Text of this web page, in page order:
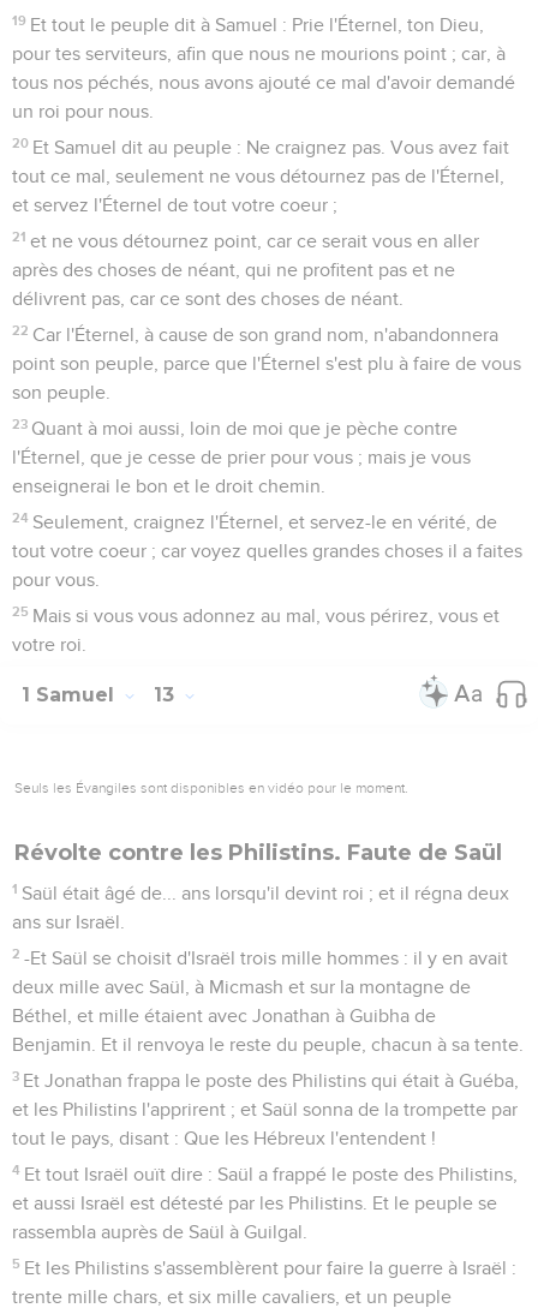
19 Et tout le peuple dit à Samuel : Prie l'Éternel, ton Dieu,
pour tes serviteurs, afin que nous ne mourions point ; car, à
tous nos péchés, nous avons ajouté ce mal d'avoir demandé
un roi pour nous.
20 Et Samuel dit au peuple : Ne craignez pas. Vous avez fait
tout ce mal, seulement ne vous détournez pas de l'Éternel,
et servez l'Éternel de tout votre coeur ;
21 et ne vous détournez point, car ce serait vous en aller
après des choses de néant, qui ne profitent pas et ne
délivrent pas, car ce sont des choses de néant.
22 Car l'Éternel, à cause de son grand nom, n'abandonnera
point son peuple, parce que l'Éternel s'est plu à faire de vous
son peuple.
23 Quant à moi aussi, loin de moi que je pèche contre
l'Éternel, que je cesse de prier pour vous ; mais je vous
enseignerai le bon et le droit chemin.
24 Seulement, craignez l'Éternel, et servez-le en vérité, de
tout votre coeur ; car voyez quelles grandes choses il a faites
pour vous.
25 Mais si vous vous adonnez au mal, vous périrez, vous et
votre roi.
1 Samuel 13
Seuls les Évangiles sont disponibles en vidéo pour le moment.
Révolte contre les Philistins. Faute de Saül
1 Saül était âgé de... ans lorsqu'il devint roi ; et il régna deux
ans sur Israël.
2 -Et Saül se choisit d'Israël trois mille hommes : il y en avait
deux mille avec Saül, à Micmash et sur la montagne de
Béthel, et mille étaient avec Jonathan à Guibha de
Benjamin. Et il renvoya le reste du peuple, chacun à sa tente.
3 Et Jonathan frappa le poste des Philistins qui était à Guéba,
et les Philistins l'apprirent ; et Saül sonna de la trompette par
tout le pays, disant : Que les Hébreux l'entendent !
4 Et tout Israël ouït dire : Saül a frappé le poste des Philistins,
et aussi Israël est détesté par les Philistins. Et le peuple se
rassembla auprès de Saül à Guilgal.
5 Et les Philistins s'assemblèrent pour faire la guerre à Israël :
trente mille chars, et six mille cavaliers, et un peuple